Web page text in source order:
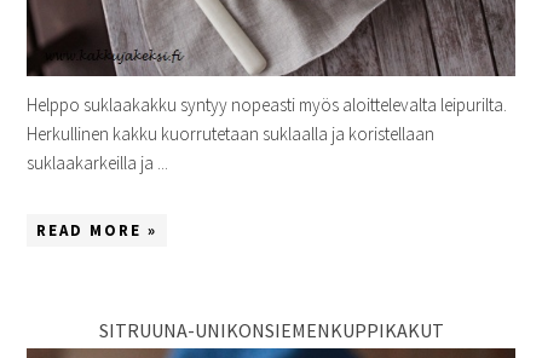
Helppo suklaakakku syntyy nopeasti myös aloittelevalta leipurilta.
Herkullinen kakku kuorrutetaan suklaalla ja koristellaan
suklaakarkeilla ja ...
READ MORE »
SITRUUNA-UNIKONSIEMENKUPPIKAKUT